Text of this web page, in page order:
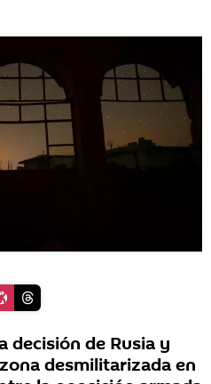
decisión de Rusia y
desmilitarizada en